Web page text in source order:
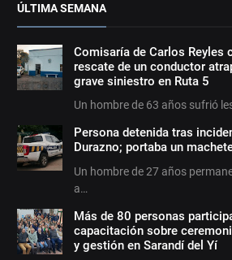
ÚLTIMA SEMANA
Comisaría de Carlos Reyles
rescate de un conductor
grave siniestro en Ruta 5
Un hombre de 63 años sufrió
Persona detenida tras
Durazno; portaba un
Un hombre de 27 años
a…
Más de 80 personas
capacitación sobre
y gestión en Sarandí del Yí